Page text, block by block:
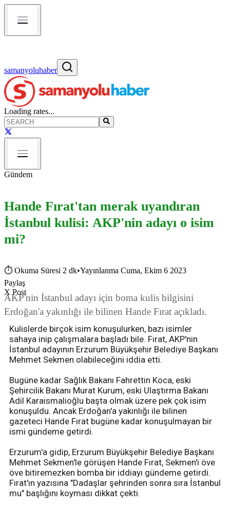
samanyoluhaber
Loading rates...
Gündem
Hande Fırat'tan merak uyandıran
İstanbul kulisi: AKP'nin adayı o isim
mi?
⏱ Okuma Süresi 2 dk•Yayınlanma Cuma, Ekim 6 2023
Paylaş
X Post
AKP'nin İstanbul adayı için boma kulis bilgisini
Erdoğan'a yakınlığı ile bilinen Hande Fırat açıkladı.
Kulislerde birçok isim konuşulurken, bazı isimler
sahaya inip çalışmalara başladı bile. Fırat, AKP'nin
İstanbul adayının Erzurum Büyükşehir Belediye Başkanı
Mehmet Sekmen olabileceğini iddia etti.
Bugüne kadar Sağlık Bakanı Fahrettin Koca, eski
Şehircilik Bakanı Murat Kurum, eski Ulaştırma Bakanı
Adil Karaismalioğlu başta olmak üzere pek çok isim
konuşuldu. Ancak Erdoğan'a yakınlığı ile bilinen
gazeteci Hande Fırat bugüne kadar konuşulmayan bir
ismi gündeme getirdi.
Erzurum'a gidip, Erzurum Büyükşehir Belediye Başkanı
Mehmet Sekmen'le görüşen Hande Fırat, Sekmen'i öve
öve bitiremezken bomba bir iddiayı gündeme getirdi.
Fırat'ın yazısına "Dadaşlar şehrinden sonra sıra İstanbul
mu" başlığını koyması dikkat çekti.